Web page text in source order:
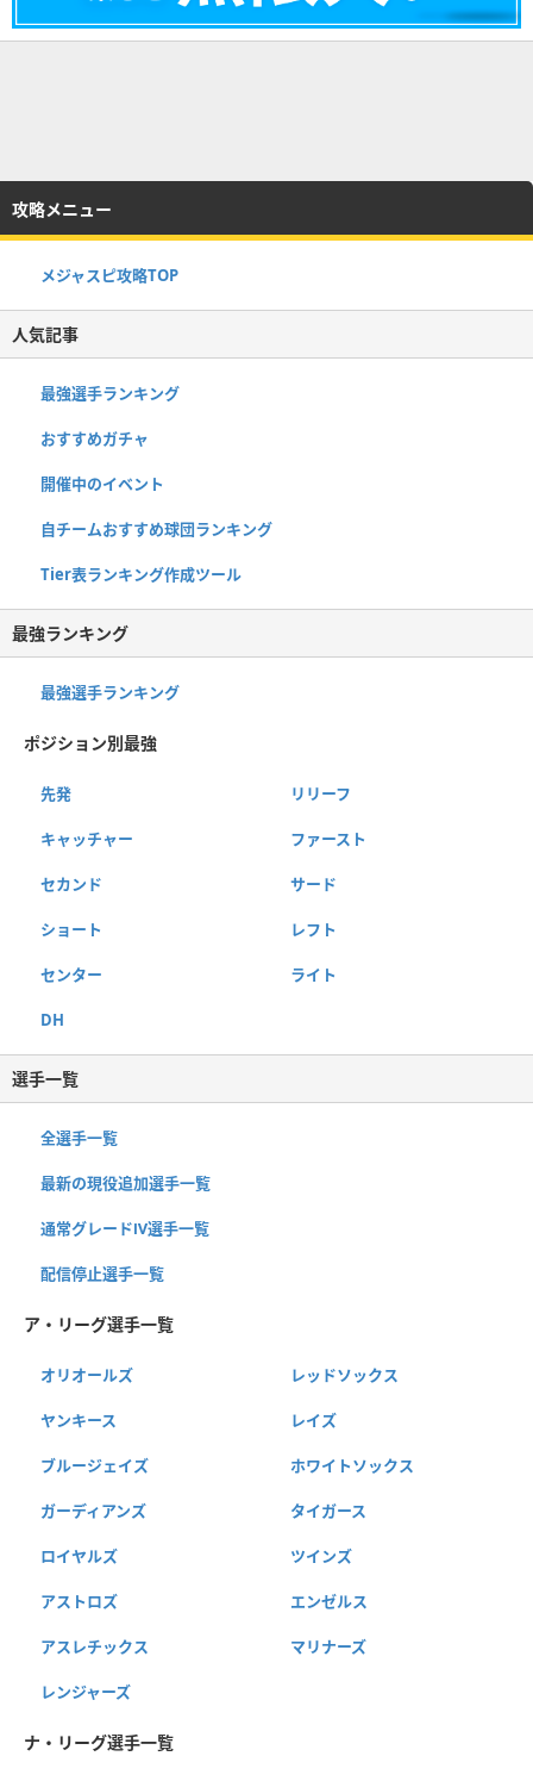
攻略メニュー
メジャスピ攻略TOP
人気記事
最強選手ランキング
おすすめガチャ
開催中のイベント
自チームおすすめ球団ランキング
Tier表ランキング作成ツール
最強ランキング
最強選手ランキング
ポジション別最強
先発 リリーフ
キャッチャー ファースト
セカンド サード
ショート レフト
センター ライト
DH
選手一覧
全選手一覧
最新の現役追加選手一覧
通常グレードⅣ選手一覧
配信停止選手一覧
ア・リーグ選手一覧
オリオールズ レッドソックス
ヤンキース レイズ
ブルージェイズ ホワイトソックス
ガーディアンズ タイガース
ロイヤルズ ツインズ
アストロズ エンゼルス
アスレチックス マリナーズ
レンジャーズ
ナ・リーグ選手一覧